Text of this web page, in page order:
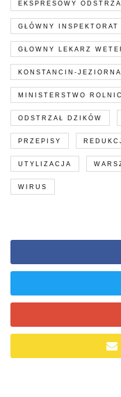
EKSPRESOWY
GŁÓWNY INSPEKTORAT
GŁOWNY LEKARZ
KONSTANCIN-JEZIORNA
MINISTERSTWO
ODSTRZAŁ DZIKÓW
PRZEPISY
UTYLIZACJA
WIRUS